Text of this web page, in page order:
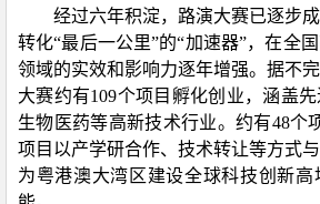
经过六年积淀，路演大赛已逐步
转化“最后一公里”的“加速器”，在全
领域的实效和影响力逐年增强。据不
大赛约有109个项目孵化创业，涵盖先
生物医药等高新技术行业。约有48个
项目以产学研合作、技术转让等方式
为粤港澳大湾区建设全球科技创新